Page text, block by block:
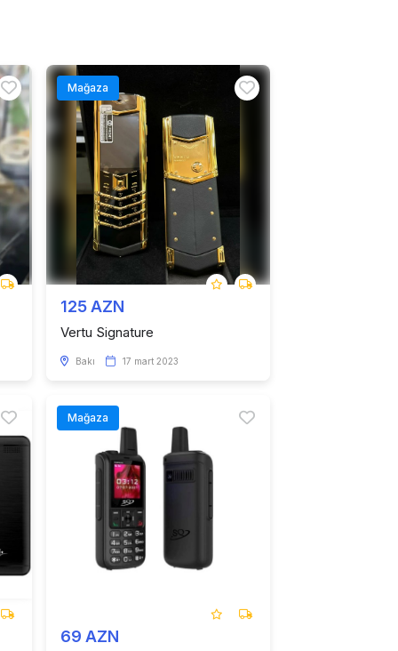
Mağaza
125 AZN
Vertu Signature
Bakı 17 mart 2023
Mağaza
69 AZN